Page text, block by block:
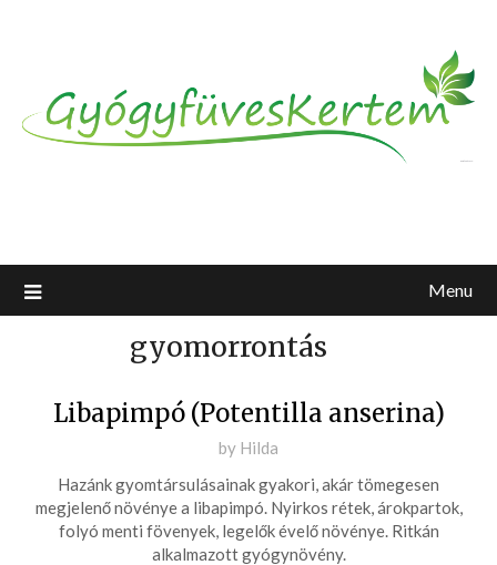
Menu
Libapimpó (Potentilla anserina)
Posted
2018-
05-
01
by Hilda
Hazánk gyomtársulásainak gyakori, akár tömegesen
megjelenő növénye a libapimpó. Nyirkos rétek, árokpartok,
folyó menti fövenyek, legelők évelő növénye. Ritkán
alkalmazott gyógynövény.